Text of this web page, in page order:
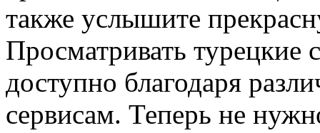
также услышите
Просматривать турецкие
доступно благодаря
сервисам. Теперь не